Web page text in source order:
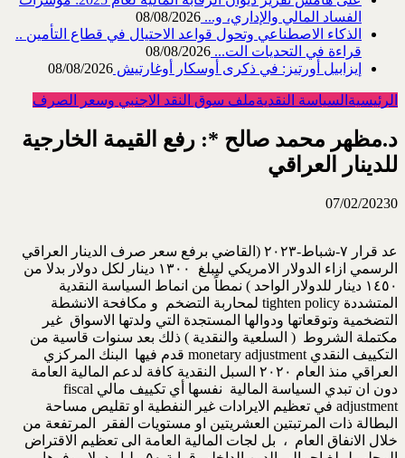
الفساد المالي والإداري، و... 08/08/2026
الذكاء الاصطناعي وتحول قواعد الاحتيال في قطاع ‏التأمين ..
قراءة في التحديات الت... 08/08/2026
إيزابيل أورتيز: في ذكرى ‏أوسكار أوغارتيش 08/08/2026
الرئيسية السياسة النقديةملف سوق النقد الاجنبي وسعر الصرف
د.مظهر محمد صالح *: رفع القيمة الخارجية
للدينار العراقي
07/02/20230
عد قرار ٧-شباط-٢٠٢٣ (القاضي برفع سعر صرف الدينار العراقي
الرسمي ازاء الدولار الامريكي ليبلغ ١٣٠٠ دينار لكل دولار بدلا من
١٤٥٠ دينار للدولار الواحد ) نمطاً من انماط السياسة النقدية
المتشددة tighten policy لمحاربة التضخم و مكافحة الانشطة
التضخمية وتوقعاتها ودوالها المستجدة التي ولدتها الاسواق غير
مكتملة الشروط ( السلعية والنقدية ) ذلك بعد سنوات قاسية من
التكييف النقدي monetary adjustment قدم فيها البنك المركزي
العراقي منذ العام ٢٠٢٠ السبل النقدية كافة لدعم المالية العامة
دون ان تبدي السياسة المالية نفسها أي تكييف مالي fiscal
adjustment في تعظيم الايرادات غير النفطية او تقليص مساحة
البطالة ذات المرتبتين العشريتين او مستويات الفقر المرتفعة من
خلال الانفاق العام ، بل لجات المالية العامة الى تعظيم الاقتراض